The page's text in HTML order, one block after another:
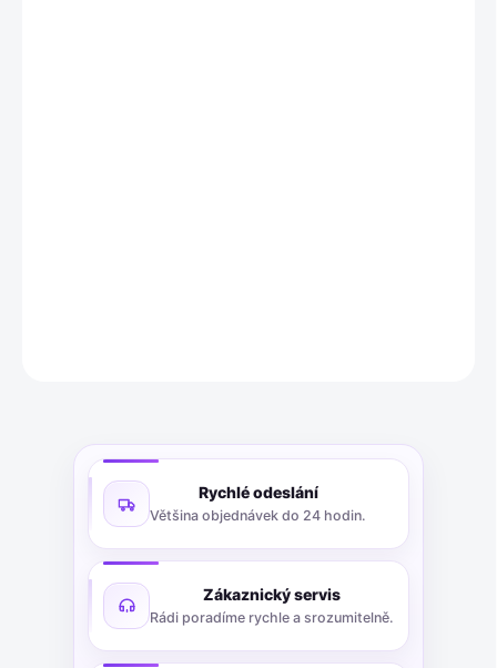
Rychlé odeslání
Většina objednávek do 24 hodin.
Zákaznický servis
Rádi poradíme rychle a srozumitelně.